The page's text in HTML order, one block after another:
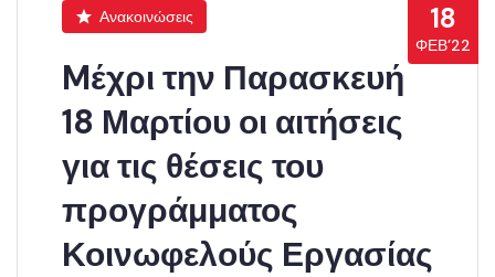
18
ΦΕΒ’22
Ανακοινώσεις
Mέχρι την Παρασκευή
18 Μαρτίου οι αιτήσεις
για τις θέσεις του
προγράμματος
Κοινωφελούς Εργασίας